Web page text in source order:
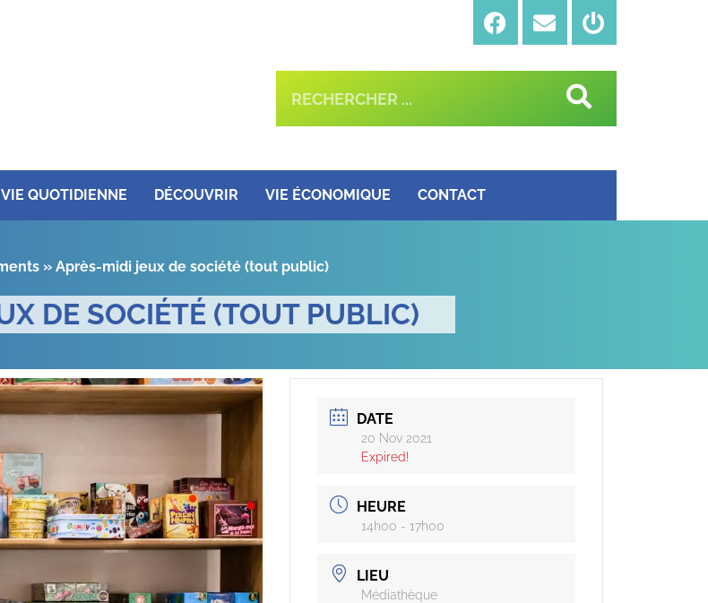
VIE QUOTIDIENNE DÉCOUVRIR VIE ÉCONOMIQUE CONTACT
» Après-midi jeux de société (tout public)
DE SOCIÉTÉ (TOUT PUBLIC)
DATE
20 Nov 2021
Expired!
HEURE
14h00 - 17h00
LIEU
Médiathèque